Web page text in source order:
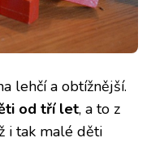
lehčí a obtížnější.
od tří let, a to z
i tak malé děti